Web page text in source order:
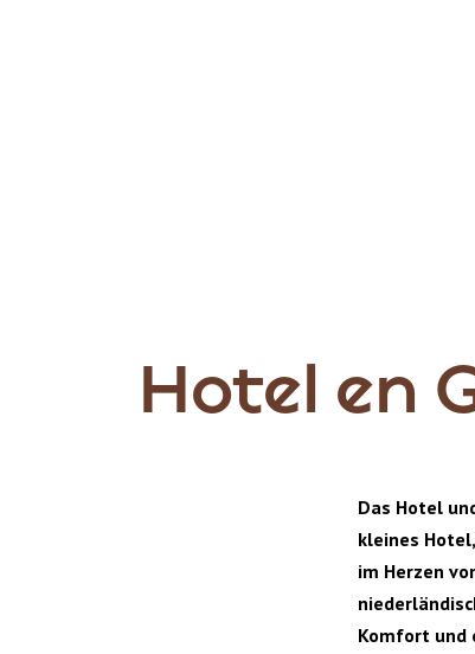
Hotel en
Das Hotel
kleines
im Herzen
Komfort und